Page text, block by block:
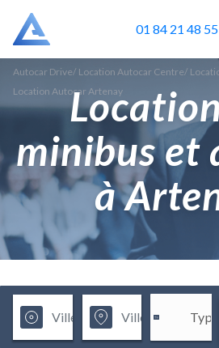
01 84 21 48 55
Autocar Drive/ Location Autocar Centre/
Location Autocar Artenay
minibus et
à